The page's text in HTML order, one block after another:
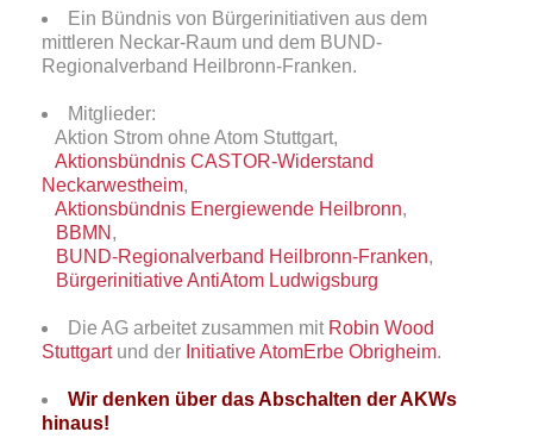
Ein Bündnis von Bürgerinitiativen aus dem
mittleren Neckar-Raum und dem BUND-
Regionalverband Heilbronn-Franken.
Mitglieder:
Aktion Strom ohne Atom Stuttgart,
Aktionsbündnis CASTOR-Widerstand
Neckarwestheim,
Aktionsbündnis Energiewende Heilbronn,
BBMN ,
BUND-Regionalverband Heilbronn-Franken,
Bürgerinitiative AntiAtom Ludwigsburg
Die AG arbeitet zusammen mit Robin Wood
Stuttgartund der Initiative AtomErbe Obrigheim.
Wir denken über das Abschalten der AKWs
hinaus!